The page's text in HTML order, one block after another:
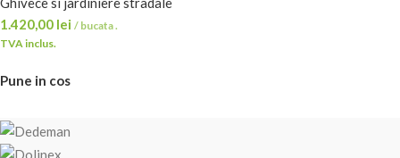
1.420,00 lei / bucata .
TVA inclus.
Pune in cos